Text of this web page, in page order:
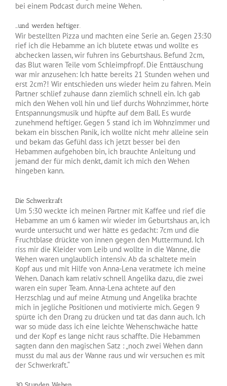
bei einem Podcast durch meine Wehen.
…und werden heftiger.
Wir bestellten Pizza und machten eine Serie an. Gegen 23:30
rief ich die Hebamme an ich blutete etwas und wollte es
abchecken lassen, wir fuhren ins Geburtshaus. Befund 2cm,
das Blut waren Teile vom Schleimpfropf. Die Enttäuschung
war mir anzusehen: Ich hatte bereits 21 Stunden wehen und
erst 2cm?! Wir entschieden uns wieder heim zu fahren. Mein
Partner schlief zuhause dann ziemlich schnell ein. Ich gab
mich den Wehen voll hin und lief durchs Wohnzimmer, hörte
Entspannungsmusik und hüpfte auf dem Ball. Es wurde
zunehmend heftiger. Gegen 5 stand ich im Wohnzimmer und
bekam ein bisschen Panik, ich wollte nicht mehr alleine sein
und bekam das Gefühl dass ich jetzt besser bei den
Hebammen aufgehoben bin, ich brauchte Anleitung und
jemand der für mich denkt, damit ich mich den Wehen
hingeben kann.
Die Schwerkraft
Um 5:30 weckte ich meinen Partner mit Kaffee und rief die
Hebamme an um 6 kamen wir wieder im Geburtshaus an, ich
wurde untersucht und wer hätte es gedacht: 7cm und die
Fruchtblase drückte von innen gegen den Muttermund. Ich
riss mir die Kleider vom Leib und wollte in die Wanne, die
Wehen waren unglaublich intensiv. Ab da schaltete mein
Kopf aus und mit Hilfe von Anna-Lena veratmete ich meine
Wehen. Danach kam relativ schnell Angelika dazu, die zwei
waren ein super Team. Anna-Lena achtete auf den
Herzschlag und auf meine Atmung und Angelika brachte
mich in jegliche Positionen und motivierte mich. Gegen 9
spürte ich den Drang zu drücken und tat das dann auch. Ich
war so müde dass ich eine leichte Wehenschwäche hatte
und der Kopf es lange nicht raus schaffte. Die Hebammen
sagten dann den magischen Satz : „noch zwei Wehen dann
musst du mal aus der Wanne raus und wir versuchen es mit
der Schwerkraft.“